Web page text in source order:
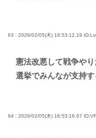
63 : 2026/02/05(木) 18:53:12.19
憲法改悪して戦争や
選挙でみんなが支持
64 : 2026/02/05(木) 18:53:16.67